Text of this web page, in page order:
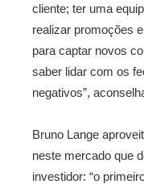
cliente; ter uma
realizar promoções
para captar novos
saber lidar com os
negativos”,
Bruno Lange
neste mercado que
investidor: “o